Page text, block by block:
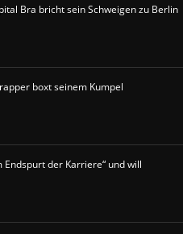
Bra bricht sein Schweigen zu Berlin
boxt seinem Kumpel
der Karriere“ und will